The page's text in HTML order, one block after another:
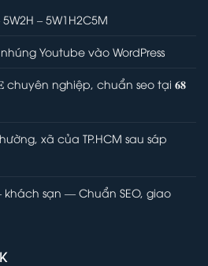
– 5W1H2C5M
Youtube vào WordPress
chuyên nghiệp, chuẩn seo tại 𝟔𝟖
xã của TP.HCM sau sáp
khách sạn — Chuẩn SEO, giao